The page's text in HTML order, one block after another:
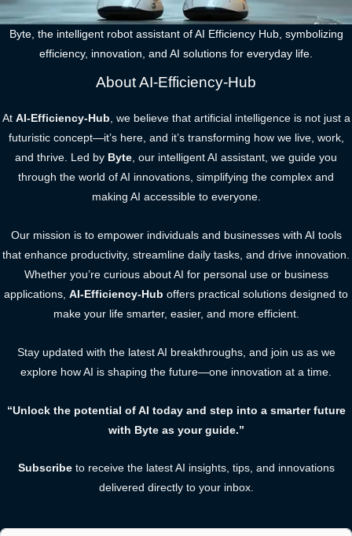
Byte, the intelligent robot assistant of AI Efficiency Hub, symbolizing
efficiency, innovation, and AI solutions for everyday life.
About AI-Efficiency-Hub
At AI-Efficiency-Hub , we believe that artificial intelligence is not just a
futuristic concept—it’s here, and it’s transforming how we live, work,
and thrive. Led by Byte , our intelligent AI assistant, we guide you
through the world of AI innovations, simplifying the complex and
making AI accessible to everyone.
Our mission is to empower individuals and businesses with AI tools
that enhance productivity, streamline daily tasks, and drive innovation.
Whether you’re curious about AI for personal use or business
applications, AI-Efficiency-Hub offers practical solutions designed to
make your life smarter, easier, and more efficient.
Stay updated with the latest AI breakthroughs, and join us as we
explore how AI is shaping the future—one innovation at a time.
“Unlock the potential of AI today and step into a smarter future
with Byte as your guide.”
Subscribeto receive the latest AI insights, tips, and innovations
delivered directly to your inbox.